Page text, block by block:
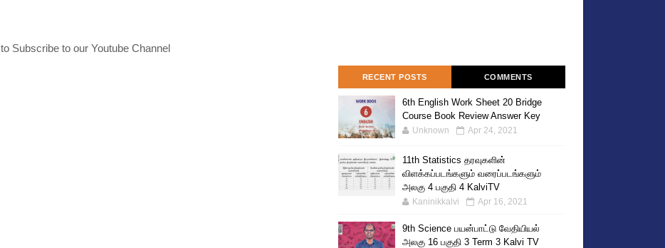
to Subscribe to our Youtube Channel
RECENT POSTS COMMENTS
6th English Work Sheet 20 Bridge
Course Book Review Answer Key
Unknown Apr 24, 2021
11th Statistics தரவுகளின்
விளக்கப்படங்களும் வரைப்படங்களும்
அலகு 4 பகுதி 4 KalviTV
Kaninikkalvi Apr 16, 2021
9th Science பயன்பாட்டு வேதியியல்
அலகு 16 பகுதி 3 Term 3 Kalvi TV